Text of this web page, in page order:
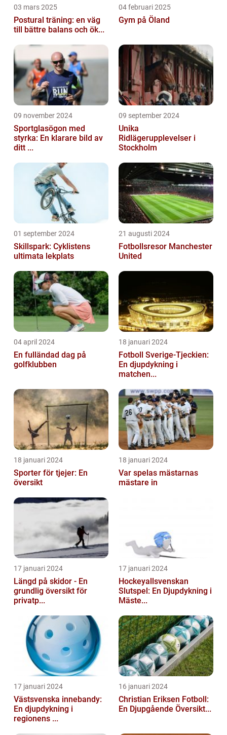
03 mars 2025
Postural träning: en väg
till bättre balans och ök...
04 februari 2025
Gym på Öland
09 november 2024
Sportglasögon med
styrka: En klarare bild av
ditt ...
09 september 2024
Unika
Ridlägerupplevelser i
Stockholm
01 september 2024
Skillspark: Cyklistens
ultimata lekplats
21 augusti 2024
Fotbollsresor Manchester
United
04 april 2024
En fulländad dag på
golfklubben
18 januari 2024
Fotboll Sverige-Tjeckien:
En djupdykning i
matchen...
18 januari 2024
Sporter för tjejer: En
översikt
18 januari 2024
Var spelas mästarnas
mästare in
17 januari 2024
Längd på skidor - En
grundlig översikt för
privatp...
17 januari 2024
Hockeyallsvenskan
Slutspel: En Djupdykning i
Mäste...
17 januari 2024
Västsvenska innebandy:
En djupdykning i
regionens ...
16 januari 2024
Christian Eriksen Fotboll:
En Djupgående Översikt...